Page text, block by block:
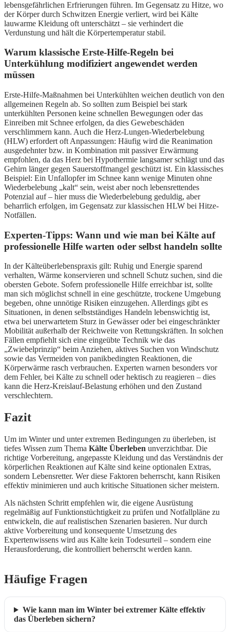
lebensgefährlichen Erfrierungen führen. Im Gegensatz zu Hitze, wo
der Körper durch Schwitzen Energie verliert, wird bei Kälte
lauwarme Kleidung oft unterschätzt – sie verhindert die
Verdunstung und hält die Körpertemperatur stabil.
Warum klassische Erste-Hilfe-Regeln bei
Unterkühlung modifiziert angewendet werden
müssen
Erste-Hilfe-Maßnahmen bei Unterkühlten weichen deutlich von den
allgemeinen Regeln ab. So sollten zum Beispiel bei stark
unterkühlten Personen keine schnellen Bewegungen oder das
Einreiben mit Schnee erfolgen, da dies Gewebeschäden
verschlimmern kann. Auch die Herz-Lungen-Wiederbelebung
(HLW) erfordert oft Anpassungen: Häufig wird die Reanimation
ausgedehnter bzw. in Kombination mit passiver Erwärmung
empfohlen, da das Herz bei Hypothermie langsamer schlägt und das
Gehirn länger gegen Sauerstoffmangel geschützt ist. Ein klassisches
Beispiel: Ein Unfallopfer im Schnee kann wenige Minuten ohne
Wiederbelebung „kalt“ sein, weist aber noch lebensrettendes
Potenzial auf – hier muss die Wiederbelebung geduldig, aber
beharrlich erfolgen, im Gegensatz zur klassischen HLW bei Hitze-
Notfällen.
Experten-Tipps: Wann und wie man bei Kälte auf
professionelle Hilfe warten oder selbst handeln sollte
In der Kälteüberlebenspraxis gilt: Ruhig und Energie sparend
verhalten, Wärme konservieren und schnell Schutz suchen, sind die
obersten Gebote. Sofern professionelle Hilfe erreichbar ist, sollte
man sich möglichst schnell in eine geschützte, trockene Umgebung
begeben, ohne unnötige Risiken einzugehen. Allerdings gibt es
Situationen, in denen selbstständiges Handeln lebenswichtig ist,
etwa bei unerwartetem Sturz in Gewässer oder bei eingeschränkter
Mobilität außerhalb der Reichweite von Rettungskräften. In solchen
Fällen empfiehlt sich eine eingeübte Technik wie das
„Zwiebelprinzip“ beim Anziehen, aktives Suchen von Windschutz
sowie das Vermeiden von panikbedingten Reaktionen, die
Körperwärme rasch verbrauchen. Experten warnen besonders vor
dem Fehler, bei Kälte zu schnell oder hektisch zu reagieren – dies
kann die Herz-Kreislauf-Belastung erhöhen und den Zustand
verschlechtern.
Fazit
Um im Winter und unter extremen Bedingungen zu überleben, ist
tiefes Wissen zum Thema Kälte Überleben unverzichtbar. Die
richtige Vorbereitung, angepasste Kleidung und das Verständnis der
körperlichen Reaktionen auf Kälte sind keine optionalen Extras,
sondern Lebensretter. Wer diese Faktoren beherrscht, kann Risiken
effektiv minimieren und auch kritische Situationen sicher meistern.
Als nächsten Schritt empfehlen wir, die eigene Ausrüstung
regelmäßig auf Funktionstüchtigkeit zu prüfen und Notfallpläne zu
entwickeln, die auf realistischen Szenarien basieren. Nur durch
aktive Vorbereitung und konsequente Umsetzung des
Expertenwissens wird aus Kälte kein Todesurteil – sondern eine
Herausforderung, die kontrolliert beherrscht werden kann.
Häufige Fragen
Wie kann man im Winter bei extremer Kälte effektiv
das Überleben sichern?